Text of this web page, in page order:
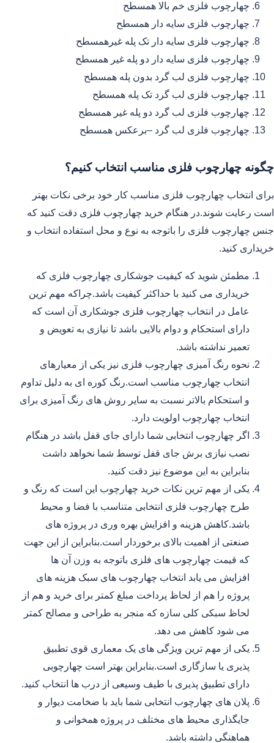
چهارچوب فلزی خم بالا همسطح
چهارچوب فلزی سایه دار همسطح
چهارچوب فلزی سایه دار تک پله غیرهمسطح
چهارچوب فلزی سایه دار دو پله غیر همسطح
چهارچوب فلزی لب گرد بدون پله همسطح
چهارچوب فلزی لب گرد تک پله همسطح
چهارچوب فلزی لب گرد دو پله غیر همسطح
چهارچوب فلزی لب گرد –برعکس همسطح
چگونه چهارچوب فلزی مناسب انتخاب کنیم؟
برای انتخاب چهارچوب فلزی مناسب کار خود برخی نکات بهتر
است رعایت شوند.در هنگام خرید چهارچوب فلزی دقت کنید که
جنس چهارچوب فلزی را باتوجه به نوع و محل استفاده انتخاب و
خریداری کنید.
مطمئن شوید که کیفیت جوشکاری چهارچوب فلزی که
خریداری می کنید با حداکثر کیفیت باشد.چراکه مهم ترین
عامل در انتخاب چهارچوب فلزی جوشکاری آن است که
دارای استحکام و دوام بالایی باشد تا نیازی به تعویض و
تعمیر نداشته باشد.
نحوه رنگ آمیزی چهارچوب فلزی نیز یکی از معیارهای
انتخاب چهارچوب مناسب است.رنگ کوره ای به دلیل تداوم
و استحکام بالاتر نسبت به سایر روش های رنگ آمیزی برای
انتخاب چهارچوب اولویت دارد.
اگر چهارچوب انتخابی شما دارای جای قفل باشد در هنگام
نصب نیازی برش جای قفل توسط شما نخواهد داشت
بنابراین به این موضوع نیز دقت کنید.
یکی از مهم ترین نکات خرید چهارچوب این است که رنگ و
طرح چهارچوب فلزی انتخابی متناسب با فضا و محیط
باشد.کاهش هزینه و افزایش بهره وری در پروژه های
صنعتی از اهمیت بالای برخوردار است.بنابراین از این جهت
که قیمت چهارچوب های فلزی باتوجه به وزن آن ها
افزایش می یابد انتخاب چهارچوب های سبک هزینه های
پروژه را هم از لحاظ پرداخت مبلغ کمتر برای خرید و هم از
لحاظ سبکی کلی سازه که منجر به طراحی و مصالح کمتر
می شود کاهش می دهد.
یکی از مهم ترین ویژگی های یک معماری قوی تطبیق
پذیری یا سازگاری است.بنابراین بهتر است چهارچوبی
دارای تطبیق پذیری با طیف وسیعی از درب ها انتخاب کنید.
پلان های چهارچوب انتخابی شما باید با ضخامت دیوار و
جایگذاری محیط های مختلف در پروژه همخوانی و
هماهنگی داشته باشد.